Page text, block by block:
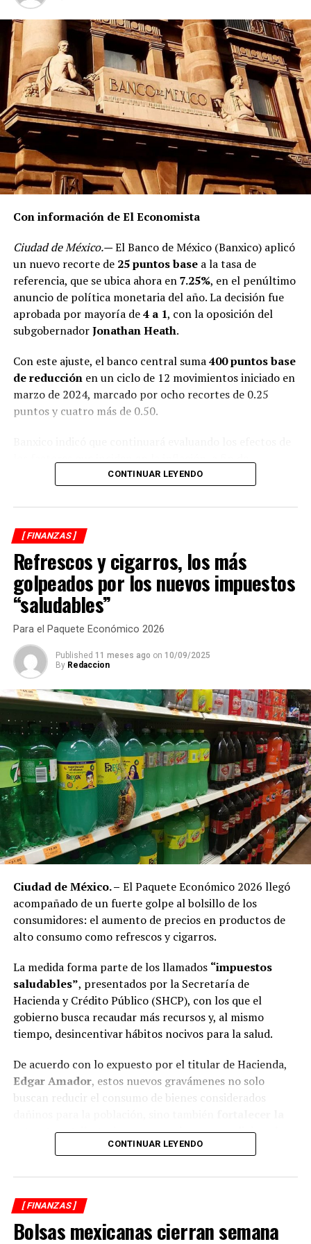
Con información de El Economista
Ciudad de México.—El Banco de México (Banxico) aplicó
un nuevo recorte de 25 puntos basea la tasa de
referencia, que se ubica ahora en7.25%, en el penúltimo
anuncio de política monetaria del año. La decisión fue
aprobada por mayoría de4 a 1, con la oposición del
subgobernadorJonathan Heath.
Con este ajuste, el banco central suma400 puntos base
de reducciónen un ciclo de 12 movimientos iniciado en
marzo de 2024, marcado por ocho recortes de 0.25
puntos y cuatro más de 0.50.
mantener la tasa en niveles que permitan la
convergencia ordenada hacia la meta de3%.
moderadosa sus previsiones de inflación: mantuvo la
expectativa general en3.6%para el cierre del tercer
trimestre, pero ajustó a la baja su estimación anual de
3.6% a 3.5%para finales de 2025.
subyacente—considerada la más estable al excluir
precios volátiles— a4.1%para el último trimestre del
año, frente al 4% estimado previamente.
Para 2026, Banxico prevé que la inflación regrese al
objetivo de
3%, mientras el mercado se mantiene atento
a futuros movimientos de la tasa en función de las
presiones inflacionarias y el desempeño económico
global.
CONTINUAR LEYENDO
[ FINANZAS ]
Refrescos y cigarros, los más
golpeados por los nuevos impuestos
“saludables”
Para el Paquete Económico 2026
Published 11 meses ago on 10/09/2025
By Redaccion
Ciudad de México. – El Paquete Económico 2026 llegó
acompañado de un fuerte golpe al bolsillo de los
consumidores: el aumento de precios en productos de
alto consumo como refrescos y cigarros.
La medida forma parte de los llamados “impuestos
saludables”, presentados por la Secretaría de
Hacienda y Crédito Público (SHCP), con los que el
gobierno busca recaudar más recursos y, al mismo
tiempo, desincentivar hábitos nocivos para la salud.
De acuerdo con lo expuesto por el titular de Hacienda,
Edgar Amador, estos nuevos gravámenes no solo
buscan reducir el consumo de bienes considerados
estructura tributaria y generar ingresos adicionales
que se destinarán a proyectos de seguridad, salud,
El alza más drástica: refrescos casi
al doble
CONTINUAR LEYENDO
[ FINANZAS ]
Bolsas mexicanas cierran semana